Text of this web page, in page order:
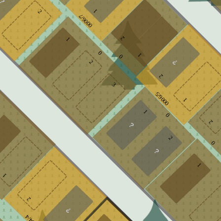
0
0
0
0
0006/7
0006/5
1
2
1
1
2
1
2
3
1
1
1
2
2
2
2